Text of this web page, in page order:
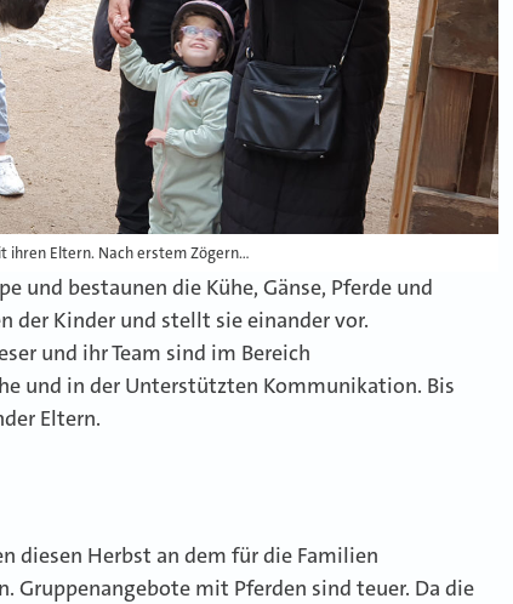
ihren Eltern. Nach erstem Zögern…
und bestaunen die Kühe, Gänse, Pferde und
der Kinder und stellt sie einander vor.
und ihr Team sind im Bereich
und in der Unterstützten Kommunikation. Bis
Eltern.
diesen Herbst an dem für die Familien
Gruppenangebote mit Pferden sind teuer. Da die